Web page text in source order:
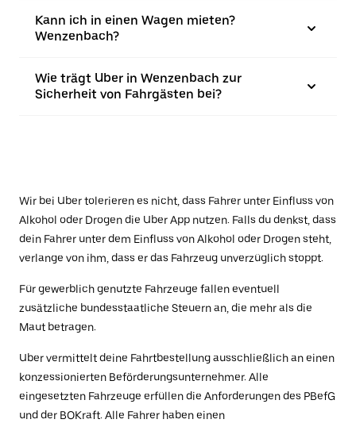
Kann ich in einen Wagen mieten?
Wenzenbach?
Wie trägt Uber in Wenzenbach zur
Sicherheit von Fahrgästen bei?
Wir bei Uber tolerieren es nicht, dass Fahrer unter Einfluss von
Alkohol oder Drogen die Uber App nutzen. Falls du denkst, dass
dein Fahrer unter dem Einfluss von Alkohol oder Drogen steht,
verlange von ihm, dass er das Fahrzeug unverzüglich stoppt.
Für gewerblich genutzte Fahrzeuge fallen eventuell
zusätzliche bundesstaatliche Steuern an, die mehr als die
Maut betragen.
Uber vermittelt deine Fahrtbestellung ausschließlich an einen
konzessionierten Beförderungsunternehmer. Alle
eingesetzten Fahrzeuge erfüllen die Anforderungen des PBefG
und der BOKraft. Alle Fahrer haben einen